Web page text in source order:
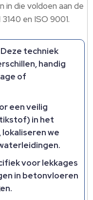
in die voldoen aan de
en ISO 9001.​
techniek
handig
of
een veilig
in het
we
voor lekkages
in betonvloeren